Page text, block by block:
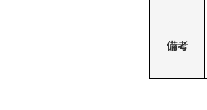
備考